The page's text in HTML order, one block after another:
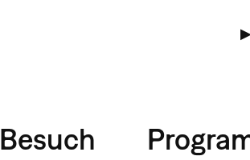
Besuch